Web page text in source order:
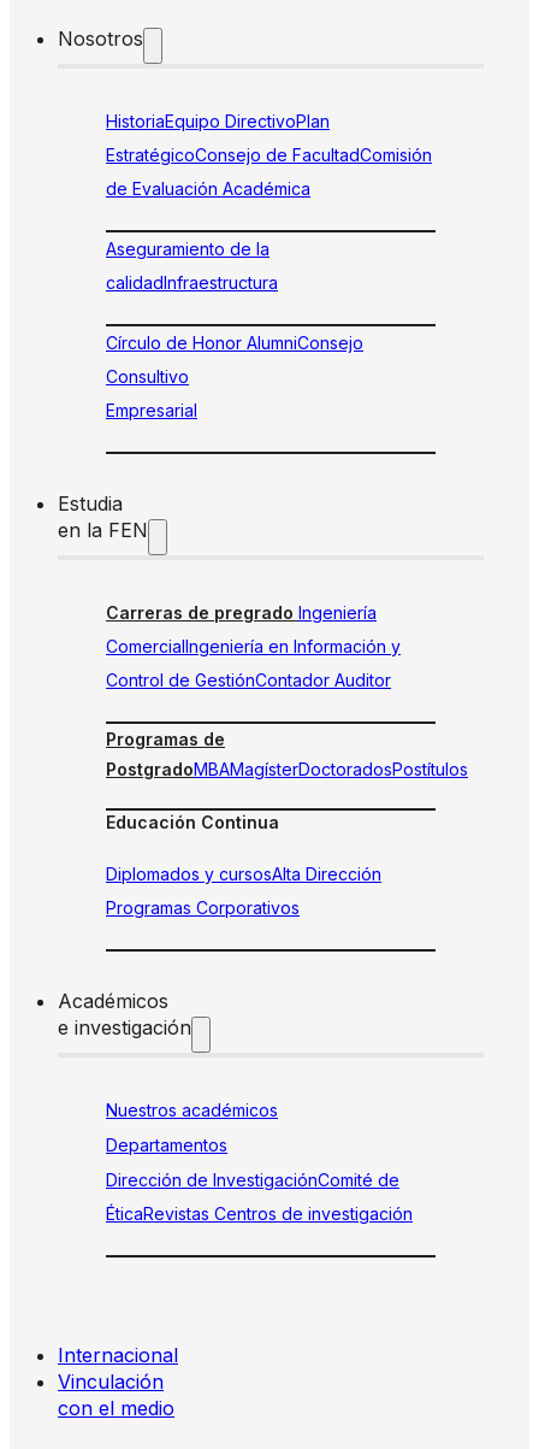
Nosotros
HistoriaEquipo DirectivoPlan
EstratégicoConsejo de FacultadComisión
de Evaluación Académica
Aseguramiento de la
calidadInfraestructura
Círculo de Honor AlumniConsejo
Consultivo
Empresarial
Estudia
en la FEN
Carreras de pregrado Ingeniería
ComercialIngeniería en Información y
Control de GestiónContador Auditor
Programas de
PostgradoMBAMagísterDoctoradosPostítulos
Educación Continua
Diplomados y cursosAlta Dirección
Programas Corporativos
Académicos
e investigación
Nuestros académicos
Departamentos
Dirección de InvestigaciónComité de
ÉticaRevistas Centros de investigación
Internacional
Vinculación
con el medio